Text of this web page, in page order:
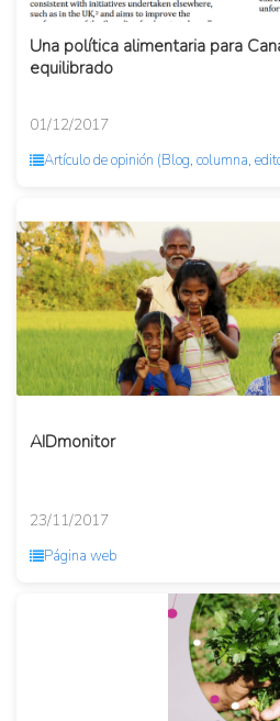
Una política alimentaria para
equilibrado
01/12/2017
Artículo de opinión (Blog, columna,
AIDmonitor
23/11/2017
Página web